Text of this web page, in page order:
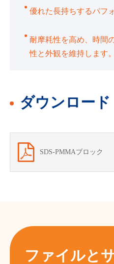
優れた長持ちするパフ
耐摩耗性を高め、時間
性と外観を維持します。
ダウンロード
SDS-PMMAブロック
ファイルと